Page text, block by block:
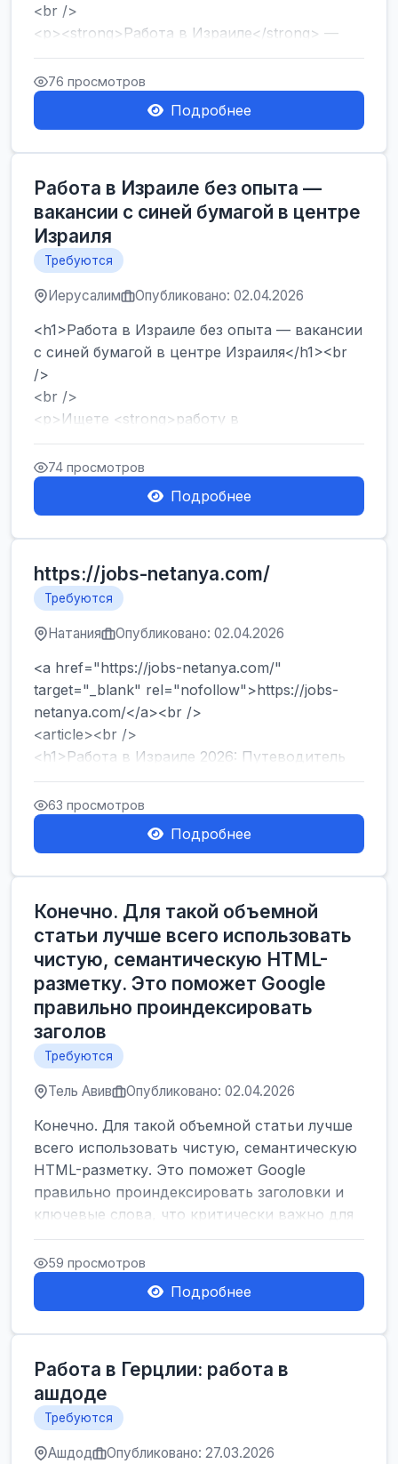
<br />
<p><strong>Работа в Израиле</strong> —
один из самых популярных запросов среди
тех, кто ...
76 просмотров
Подробнее
Работа в Израиле без опыта —
вакансии с синей бумагой в центре
Израиля
Требуются
Иерусалим Опубликовано: 02.04.2026
<h1>Работа в Израиле без опыта — вакансии
с синей бумагой в центре Израиля</h1><br
/>
<br />
<p>Ищете <strong>работу в
Израиле</strong> без опыта и знания языка?
Хотите быстро начать зарабатывать и ...
74 просмотров
Подробнее
https://jobs-netanya.com/
Требуются
Натания Опубликовано: 02.04.2026
<a href="https://jobs-netanya.com/"
target="_blank" rel="nofollow">https://jobs-
netanya.com/</a><br />
<article><br />
<h1>Работа в Израиле 2026: Путеводитель
по вакансиям в Центре страны и лега...
63 просмотров
Подробнее
Конечно. Для такой объемной
статьи лучше всего использовать
чистую, семантическую HTML-
разметку. Это поможет Google
правильно проиндексировать
заголов
Требуются
Тель Авив Опубликовано: 02.04.2026
Конечно. Для такой объемной статьи лучше
всего использовать чистую, семантическую
HTML-разметку. Это поможет Google
правильно проиндексировать заголовки и
ключевые слова, что критически важно для
SEO....
59 просмотров
Подробнее
Работа в Герцлии: работа в
ашдоде
Требуются
Ашдод Опубликовано: 27.03.2026